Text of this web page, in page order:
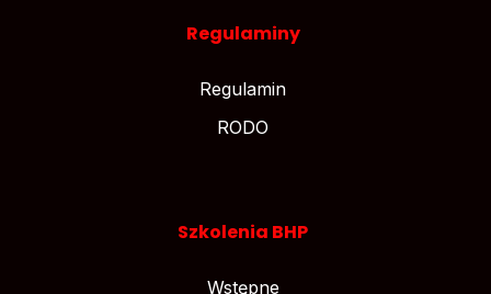
Regulaminy
Regulamin
RODO
Szkolenia BHP
Wstępne